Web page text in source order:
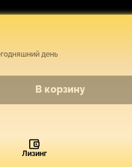
день
В корзину
Лизинг